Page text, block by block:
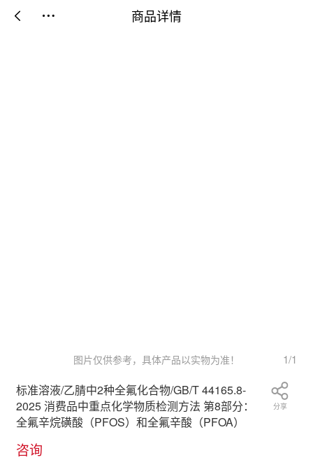
商品详情
 
图片仅供参考，具体产品以实物为准！ 1/1
标准溶液/乙腈中2种全氟化合物/GB/T 44165.8-
2025 消费品中重点化学物质检测方法 第8部分：
全氟辛烷磺酸（PFOS）和全氟辛酸（PFOA）
咨询
分享